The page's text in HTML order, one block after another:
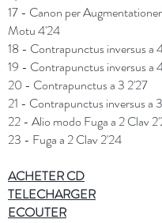
17 - Canon per
Motu 4'24
18 - Contrapunctus inversus a
19 - Contrapunctus inversus a
20 - Contrapunctus a 3 2'27
21 - Contrapunctus inversus a
22 - Alio modo Fuga a 2 Clav
23 - Fuga a 2 Clav 2'24
ACHETERCD
TELECHARGER
ECOUTER